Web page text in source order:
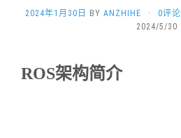
2024年1月30日 BY ANZHIHE · 0评论
2024/5/30
ROS架构简介